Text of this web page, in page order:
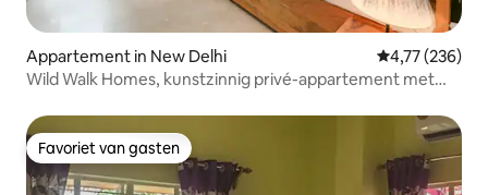
Appartement in New Delhi Gemiddelde
4,77 (236)
Wild Walk Homes, kunstzinnig privé-appartement met
Favoriet van gasten
Favoriet van gasten